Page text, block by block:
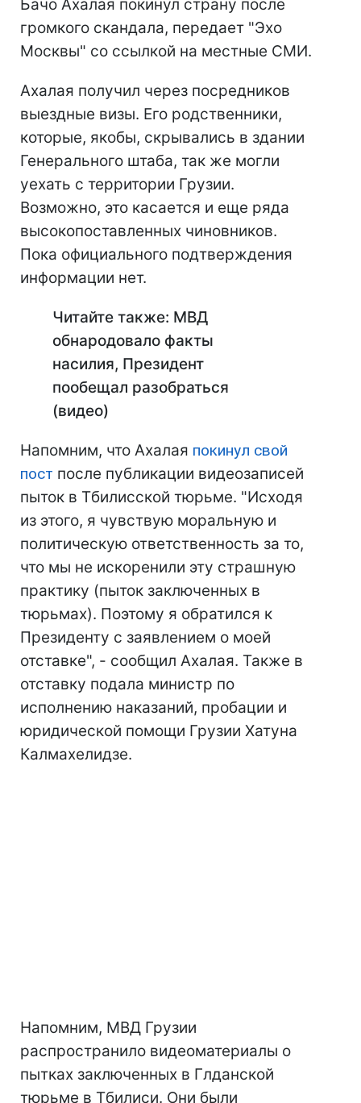
Бачо Ахалая покинул страну после
громкого скандала, передает "Эхо
Москвы" со ссылкой на местные СМИ.
Ахалая получил через посредников
выездные визы. Его родственники,
которые, якобы, скрывались в здании
Генерального штаба, так же могли
уехать с территории Грузии.
Возможно, это касается и еще ряда
высокопоставленных чиновников.
Пока официального подтверждения
информации нет.
Читайте также: МВД
обнародовало факты
насилия, Президент
пообещал разобраться
(видео)
Напомним, что Ахалая покинул свой
пост после публикации видеозаписей
пыток в Тбилисской тюрьме. "Исходя
из этого, я чувствую моральную и
политическую ответственность за то,
что мы не искоренили эту страшную
практику (пыток заключенных в
тюрьмах). Поэтому я обратился к
Президенту с заявлением о моей
отставке", - сообщил Ахалая. Также в
отставку подала министр по
исполнению наказаний, пробации и
юридической помощи Грузии Хатуна
Калмахелидзе.
Напомним, МВД Грузии
распространило видеоматериалы о
пытках заключенных в Глданской
тюрьме в Тбилиси. Они были